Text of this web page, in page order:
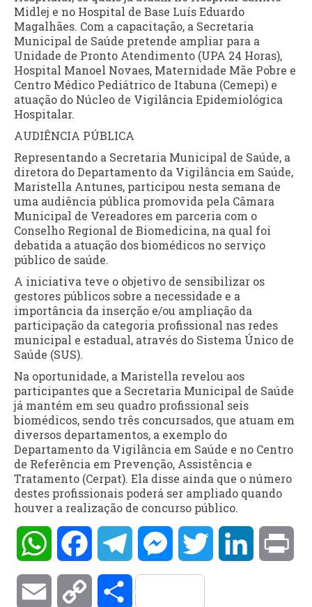
Midlej e no Hospital de Base Luís Eduardo
Magalhães. Com a capacitação, a Secretaria
Municipal de Saúde pretende ampliar para a
Unidade de Pronto Atendimento (UPA 24 Horas),
Hospital Manoel Novaes, Maternidade Mãe Pobre e
Centro Médico Pediátrico de Itabuna (Cemepi) e
atuação do Núcleo de Vigilância Epidemiológica
Hospitalar.
AUDIÊNCIA PÚBLICA
Representando a Secretaria Municipal de Saúde, a
diretora do Departamento da Vigilância em Saúde,
Maristella Antunes, participou nesta semana de
uma audiência pública promovida pela Câmara
Municipal de Vereadores em parceria com o
Conselho Regional de Biomedicina, na qual foi
debatida a atuação dos biomédicos no serviço
público de saúde.
A iniciativa teve o objetivo de sensibilizar os
gestores públicos sobre a necessidade e a
importância da inserção e/ou ampliação da
participação da categoria profissional nas redes
municipal e estadual, através do Sistema Único de
Saúde (SUS).
Na oportunidade, a Maristella revelou aos
participantes que a Secretaria Municipal de Saúde
já mantém em seu quadro profissional seis
biomédicos, sendo três concursados, que atuam em
diversos departamentos, a exemplo do
Departamento da Vigilância em Saúde e no Centro
de Referência em Prevenção, Assistência e
Tratamento (Cerpat). Ela disse ainda que o número
destes profissionais poderá ser ampliado quando
houver a realização de concurso público.
WhatsAppFacebookTelegramMessengerTwitter LinkedIn
Email Copy Compartilhar